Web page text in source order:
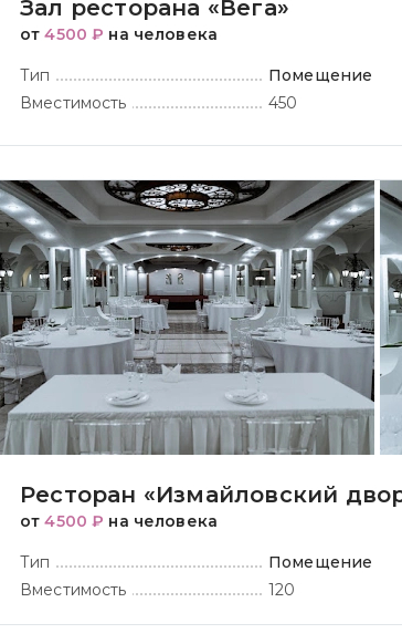
Зал ресторана «Вега»
от4500 ₽ на человека
Тип
Помещение
Вместимость
450
Ресторан «Измайловский
от4500 ₽ на человека
Тип
Помещение
Вместимость
120